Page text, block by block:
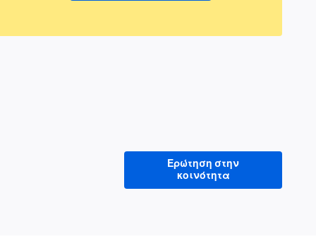
Ερώτηση στην
κοινότητα